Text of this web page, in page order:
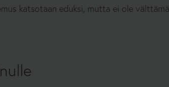
katsotaan eduksi, mutta ei ole